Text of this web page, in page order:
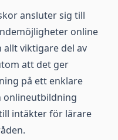
ansluter sig till
online
viktigare del av
att det ger
på ett enklare
onlineutbildning
intäkter för lärare